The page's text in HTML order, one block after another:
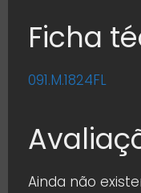
Ficha
091.M.1824FL
Ainda não